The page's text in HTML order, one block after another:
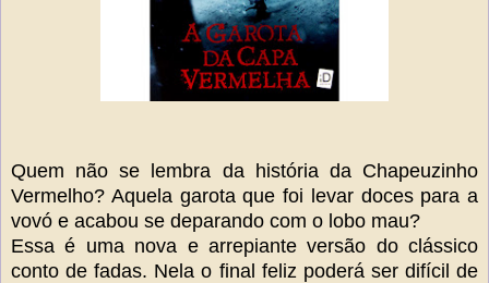
Quem não se lembra da história da Chapeuzinho
Vermelho? Aquela garota que foi levar doces para a
vovó e acabou se deparando com o lobo mau?
Essa é uma nova e arrepiante versão do clássico
conto de fadas. Nela o final feliz poderá ser difícil de